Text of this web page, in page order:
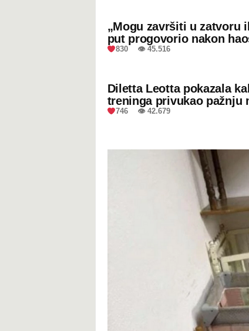
„Mogu završiti u zatvoru
put progovorio nakon
830 👁 45.516
Diletta Leotta pokazala
treninga privukao pažnju
746 👁 42.679